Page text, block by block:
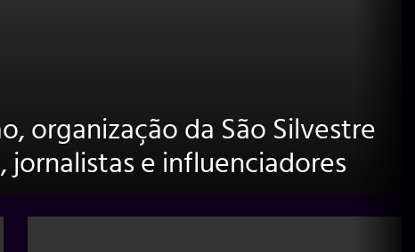
organização da São Silvestre
jornalistas e influenciadores